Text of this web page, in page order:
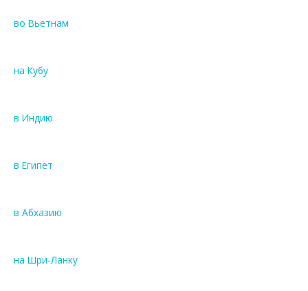
во Вьетнам
на Кубу
в Индию
в Египет
в Абхазию
на Шри-Ланку